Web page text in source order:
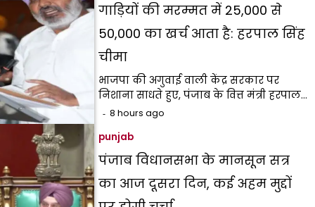
गाड़ियों की मरम्मत में ₹25,000 से
₹50,000 का खर्च आता है: हरपाल सिंह
चीमा
भाजपा की अगुवाई वाली केंद्र सरकार पर
निशाना साधते हुए, पंजाब के वित्त मंत्री हरपाल…
8 hours ago
punjab
पंजाब विधानसभा के मानसून सत्र
का आज दूसरा दिन, कई अहम मुद्दों